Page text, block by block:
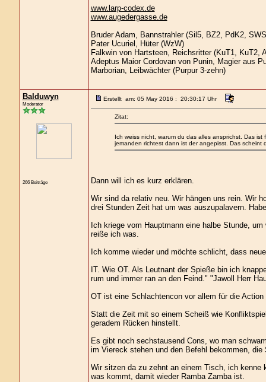
www.larp-codex.de
www.augedergasse.de
Bruder Adam, Bannstrahler (Sil5, BZ2, PdK2,
Pater Ucuriel, Hüter (WzW)
Falkwin von Hartsteen, Reichsritter (KuT1, KuT2,
Adeptus Maior Cordovan von Punin, Magier aus
Marborian, Leibwächter (Purpur 3-zehn)
Balduwyn
Moderator
266 Beiträge
Erstellt am: 05 May 2016 : 20:30:17 Uhr
Zitat:
Ich weiss nicht, warum du das alles ansprichst. Das
jemanden richtest dann ist der angepisst. Das scheint
Dann will ich es kurz erklären.
Wir sind da relativ neu. Wir hängen uns rein. Wir
drei Stunden Zeit hat um was auszupalavern.
Ich kriege vom Hauptmann eine halbe Stunde,
reiße ich was.
Ich komme wieder und möchte schlicht, dass
IT. Wie OT. Als Leutnant der Spieße bin ich
rum und immer ran an den Feind." "Jawoll Herr
OT ist eine Schlachtencon vor allem für die Action
Statt die Zeit mit so einem Scheiß wie
geradem Rücken hinstellt.
Es gibt noch sechstausend Cons, wo man
im Viereck stehen und den Befehl bekommen, die
Wir sitzen da zu zehnt an einem Tisch, ich kenne
was kommt, damit wieder Ramba Zamba ist.